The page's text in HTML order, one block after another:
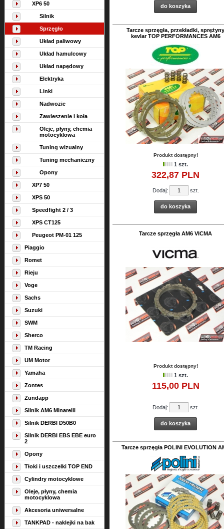
XP6 50
Silnik
Sprzęgło
Układ paliwowy
Układ hamulcowy
Układ napędowy
Elektryka
Linki
Nadwozie
Zawieszenie i koła
Oleje, płyny, chemia
motocyklowa
Tuning wizualny
Tuning mechaniczny
Opony
XP7 50
XPS 50
Speedfight 2 / 3
XPS CT125
Peugeot PM-01 125
Piaggio
Romet
Rieju
Voge
Sachs
Suzuki
SWM
Sherco
TM Racing
UM Motor
Yamaha
Zontes
Zündapp
Silnik AM6 Minarelli
Silnik DERBI D50B0
Silnik DERBI EBS EBE euro
2
Opony
Tłoki i uszczelki TOP END
Cylindry motocyklowe
Oleje, płyny, chemia
motocyklowa
Akcesoria uniwersalne
TANKPAD - naklejki na bak
do koszyka
Tarcze sprzęgła, przekładki, sprężyny
kevlar TOP PERFORMANCES AM6
Produkt dostępny!
1 szt.
322,87 PLN
Dodaj: szt.
do koszyka
Tarcze sprzęgła AM6 VICMA
Produkt dostępny!
1 szt.
115,00PLN
Dodaj: szt.
do koszyka
Tarcze sprzęgła POLINI EVOLUTION